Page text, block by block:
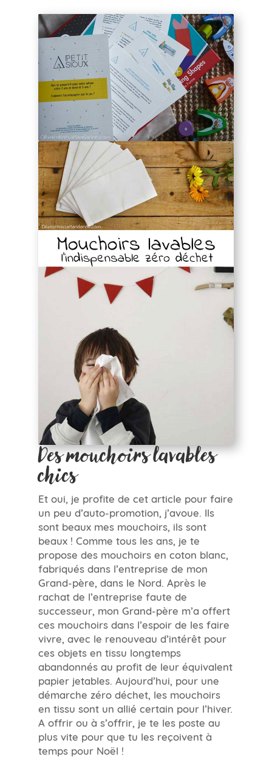
Des mouchoirs lavables
chics
Et oui, je profite de cet article pour faire
un peu d’auto-promotion, j’avoue. Ils
sont beaux mes mouchoirs, ils sont
beaux ! Comme tous les ans, je te
propose des mouchoirs en coton blanc,
fabriqués dans l’entreprise de mon
Grand-père, dans le Nord. Après le
rachat de l’entreprise faute de
successeur, mon Grand-père m’a offert
ces mouchoirs dans l’espoir de les faire
vivre, avec le renouveau d’intérêt pour
ces objets en tissu longtemps
abandonnés au profit de leur équivalent
papier jetables. Aujourd’hui, pour une
démarche zéro déchet, les mouchoirs
en tissu sont un allié certain pour l’hiver.
A offrir ou à s’offrir, je te les poste au
plus vite pour que tu les reçoivent à
temps pour Noël !